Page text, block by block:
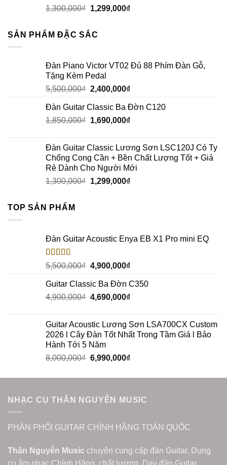
1,300,000₫ 1,299,000₫
SẢN PHẨM ĐẶC SẮC
Đàn Piano Victor VT02 Đủ 88 Phím Đàn Gỗ,
Tặng Kèm Pedal
5,500,000₫ 2,400,000₫
Đàn Guitar Classic Ba Đờn C120
1,850,000₫ 1,690,000₫
Đàn Guitar Classic Lương Sơn LSC120J Có Ty
Chống Cong Cần + Bền Chất Lượng Tốt + Giá
Rẻ Dành Cho Người Mới
1,300,000₫ 1,299,000₫
TOP SẢN PHẨM
Đàn Guitar Acoustic Enya EB X1 Pro mini EQ
Rated5.00
out of 5
5,500,000₫ 4,900,000₫
Guitar Classic Ba Đờn C350
4,900,000₫ 4,690,000₫
Guitar Acoustic Lương Sơn LSA700CX Custom
2026 l Cây Đàn Tốt Nhất Trong Tầm Giá l Bảo
Hành Tới 5 Năm
8,000,000₫ 6,990,000₫
NHẠC CỤ THÂN NGUYỄN MUSIC
PHÂN PHỐI GUITAR CHÍNH HÃNG TOÀN QUỐC
Thân Nguyễn Music chuyên cung cấp đàn Guitar, Dụng